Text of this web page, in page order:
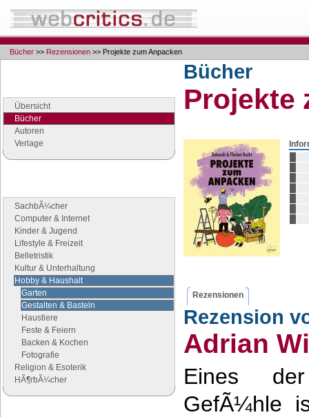
Bücher >> Rezensionen >> Projekte zum Anpacken
Übersicht
Bücher
Autoren
Verlage
SachbÃ¼cher
Computer & Internet
Kinder & Jugend
Lifestyle & Freizeit
Belletristik
Kultur & Unterhaltung
Hobby & Haushalt
Garten
Gestalten & Basteln
Haustiere
Feste & Feiern
Backen & Kochen
Fotografie
Religion & Esoterik
HÃ¶rbÃ¼cher
Bücher
Projekte
Rezensionen
Rezension
Adrian
Eines
GefÃ¼hle